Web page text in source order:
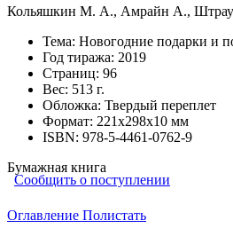
Кольяшкин М. А., Амрайн А.,
Тема: Новогодние подарки и
Год тиража: 2019
Страниц: 96
Вес: 513 г.
Обложка: Твердый переплет
Формат: 221х298х10 мм
ISBN: 978-5-4461-0762-9
Бумажная книга
Сообщить о поступлении
Оглавление Полистать